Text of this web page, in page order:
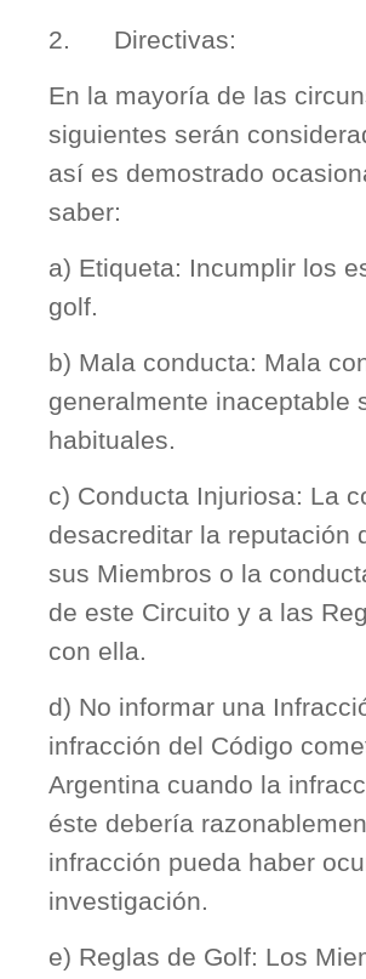
2. Directivas:
En la mayoría de las
siguientes serán
así es demostrado
saber:
a) Etiqueta: Incumplir los
golf.
b) Mala conducta: Mala
generalmente inaceptable
habituales.
c) Conducta Injuriosa: La
desacreditar la reputación
sus Miembros o la
de este Circuito y a las
con ella.
d) No informar una
infracción del Código
Argentina cuando la
éste debería
infracción pueda haber
investigación.
e) Reglas de Golf: Los